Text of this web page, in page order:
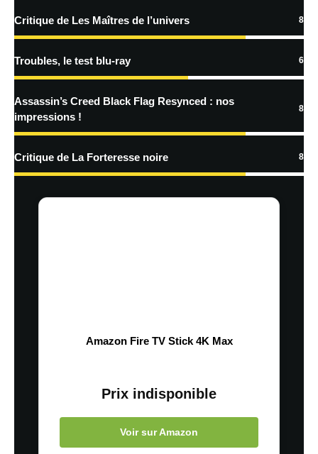
traitées
Critique de Les Maîtres de l’univers 8
Troubles, le test blu-ray 6
Assassin’s Creed Black Flag Resynced : nos
impressions !
8
Critique de La Forteresse noire 8
Amazon Fire TV Stick 4K Max
Prix indisponible
Voir sur Amazon